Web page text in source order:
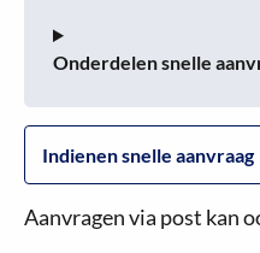
Onderdelen snelle
Indienen snelle aanvraag
Aanvragen via post kan